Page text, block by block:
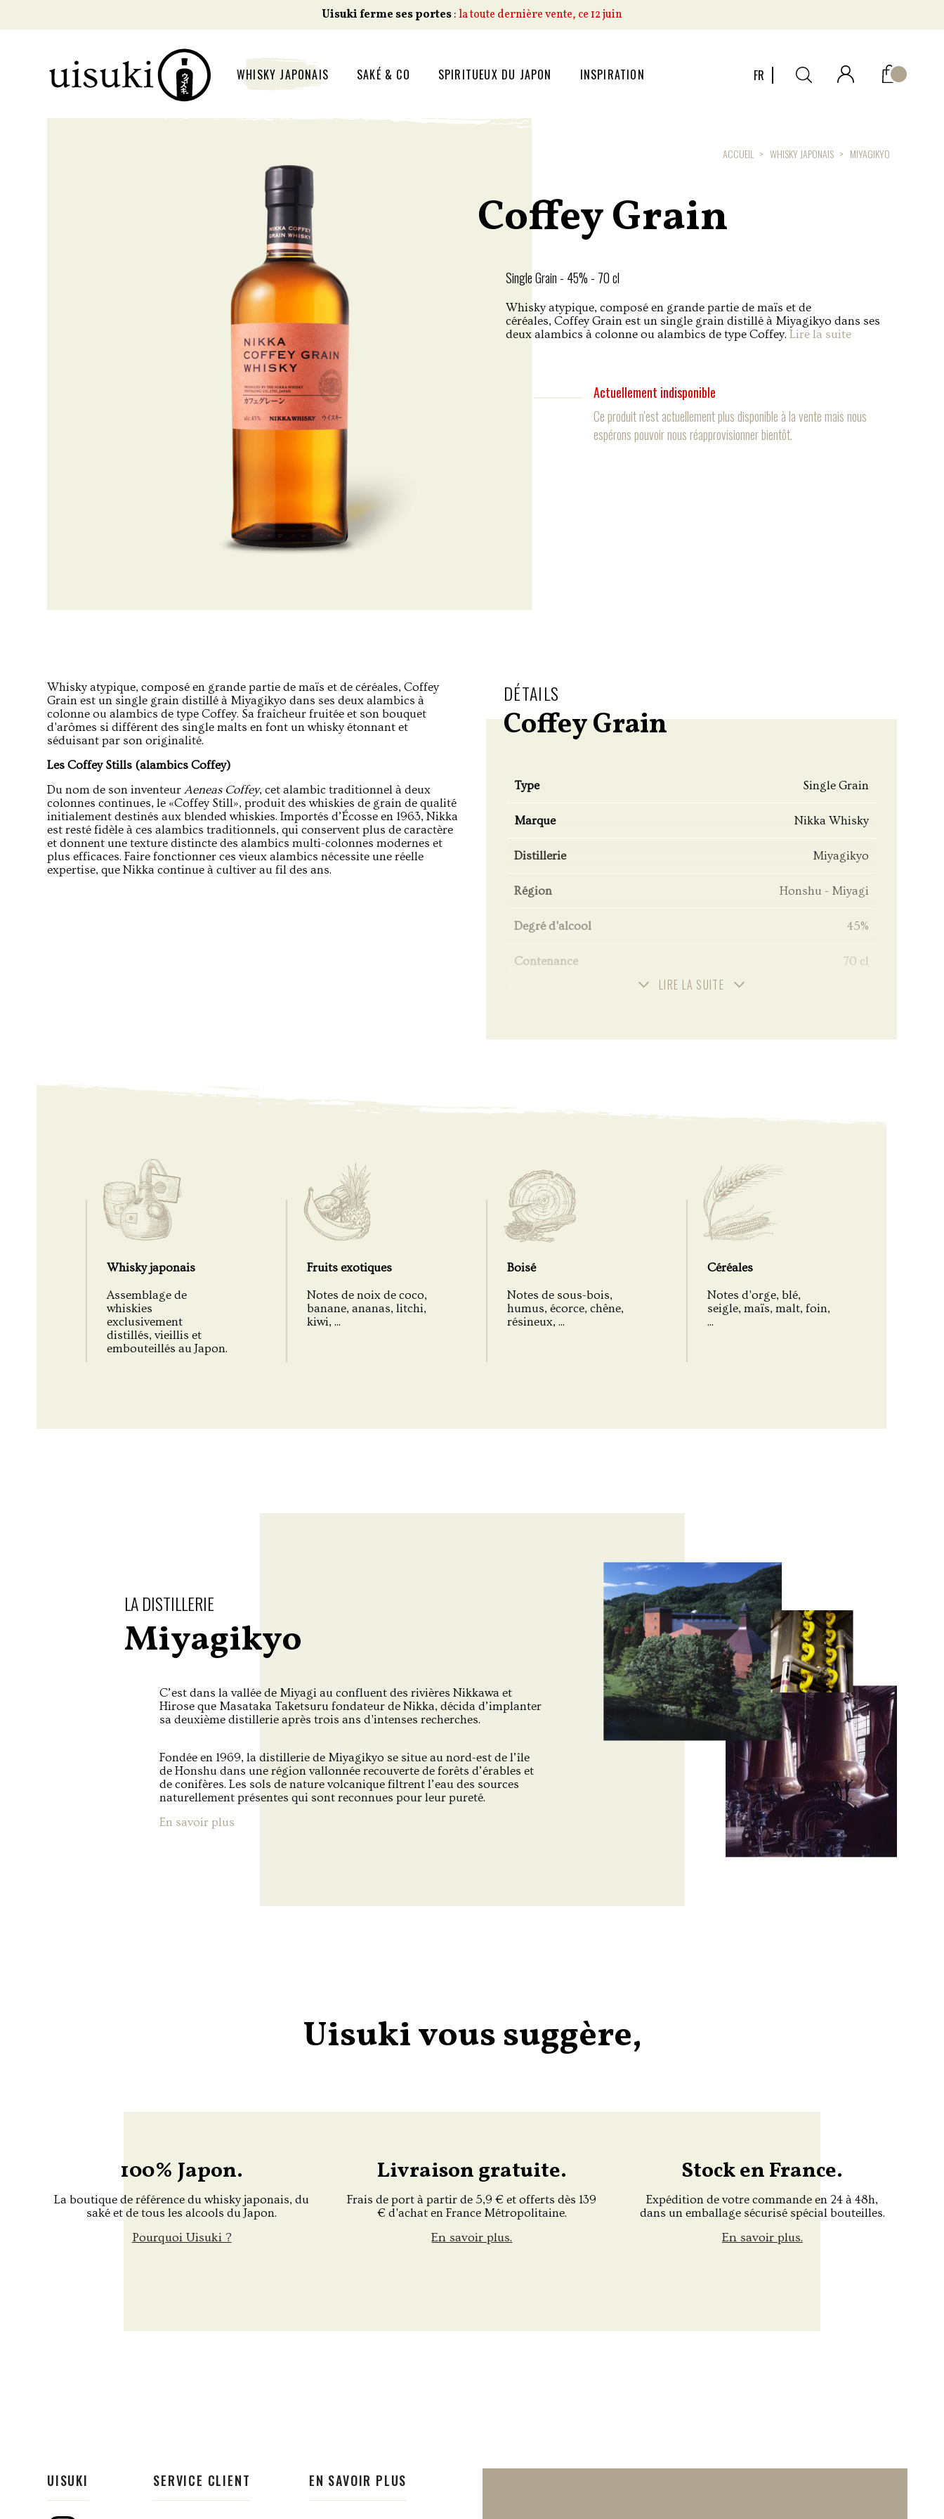
Uisuki ferme ses portes:la toute dernière vente, ce 12 juin
WHISKY JAPONAIS SAKÉ & CO SPIRITUEUX DU JAPON INSPIRATION FR
ACCUEIL WHISKY JAPONAIS MIYAGIKYO
Coffey Grain
Single Grain - 45% - 70 cl
Whisky atypique, composé en grande partie de maïs et de
céréales, Coffey Grain est un single grain distillé à Miyagikyo dans ses
deux alambics à colonne ou alambics de type Coffey. Lire la suite
Actuellement indisponible
Ce produit n'est actuellement plus disponible à la vente mais nous
espérons pouvoir nous réapprovisionner bientôt.
Whisky atypique, composé en grande partie de maïs et de céréales, Coffey
Grain est un single grain distillé à Miyagikyo dans ses deux alambics à
colonne ou alambics de type Coffey. Sa fraîcheur fruitée et son bouquet
d'arômes si différent des single malts en font un whisky étonnant et
séduisant par son originalité.
Les Coffey Stills (alambics Coffey)
Du nom de son inventeur Aeneas Coffey, cet alambic traditionnel à deux
colonnes continues, le «Coffey Still», produit des whiskies de grain de qualité
initialement destinés aux blended whiskies. Importés d’Écosse en 1963, Nikka
est resté fidèle à ces alambics traditionnels, qui conservent plus de caractère
et donnent une texture distincte des alambics multi-colonnes modernes et
plus efficaces. Faire fonctionner ces vieux alambics nécessite une réelle
expertise, que Nikka continue à cultiver au fil des ans.
DÉTAILS
Coffey Grain
Type Single Grain
Marque Nikka Whisky
Distillerie Miyagikyo
Région Honshu - Miyagi
Degré d'alcool 45%
Contenance 70 cl
LIRE LA SUITE
LA DISTILLERIE
Miyagikyo
C’est dans la vallée de Miyagi au confluent des rivières Nikkawa et
Hirose que Masataka Taketsuru fondateur de Nikka, décida d’implanter
sa deuxième distillerie après trois ans d'intenses recherches.
Fondée en 1969, la distillerie de Miyagikyo se situe au nord-est de l’île
de Honshu dans une région vallonnée recouverte de forêts d’érables et
de conifères. Les sols de nature volcanique filtrent l’eau des sources
naturellement présentes qui sont reconnues pour leur pureté.
En savoir plus
Whisky japonais
Assemblage de
whiskies
exclusivement
distillés, vieillis et
embouteillés au Japon.
Fruits exotiques
Notes de noix de coco,
banane, ananas, litchi,
kiwi, ...
Boisé
Notes de sous-bois,
humus, écorce, chêne,
résineux, ...
Céréales
Notes d'orge, blé,
seigle, maïs, malt, foin,
...
Uisuki vous suggère,
100% Japon.
La boutique de référence du whisky japonais, du
saké et de tous les alcools du Japon.
Pourquoi Uisuki ?
Livraison gratuite.
Frais de port à partir de 5,9 € et offerts dès 139
€ d'achat en France Métropolitaine.
En savoir plus.
Stock en France.
Expédition de votre commande en 24 à 48h,
dans un emballage sécurisé spécial bouteilles.
En savoir plus.
UISUKI SERVICE CLIENT EN SAVOIR PLUS